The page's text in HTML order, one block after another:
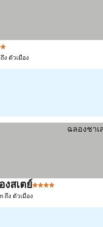
ว
ง ตัวเมือง
สเตย์4 ดาว
ถึง ตัวเมือง